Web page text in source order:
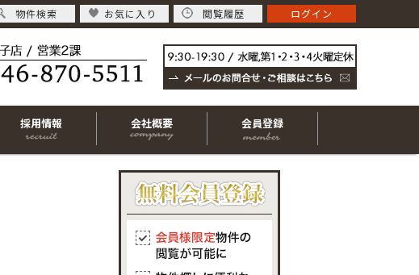
採用情報 会社概要 会員登録
物件検索 お気に入り 閲覧履歴 ログイン